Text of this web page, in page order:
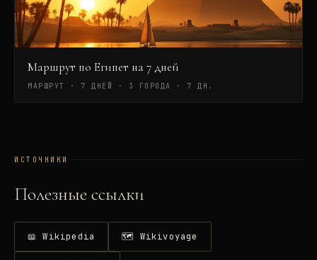
Маршрут по Египет на 7 дней
МАРШРУТ · 7 ДНЕЙ · 3 ГОРОДА · 7 ДН.
ИСТОЧНИКИ
Полезные ссылки
📖 Wikipedia 🗺 Wikivoyage